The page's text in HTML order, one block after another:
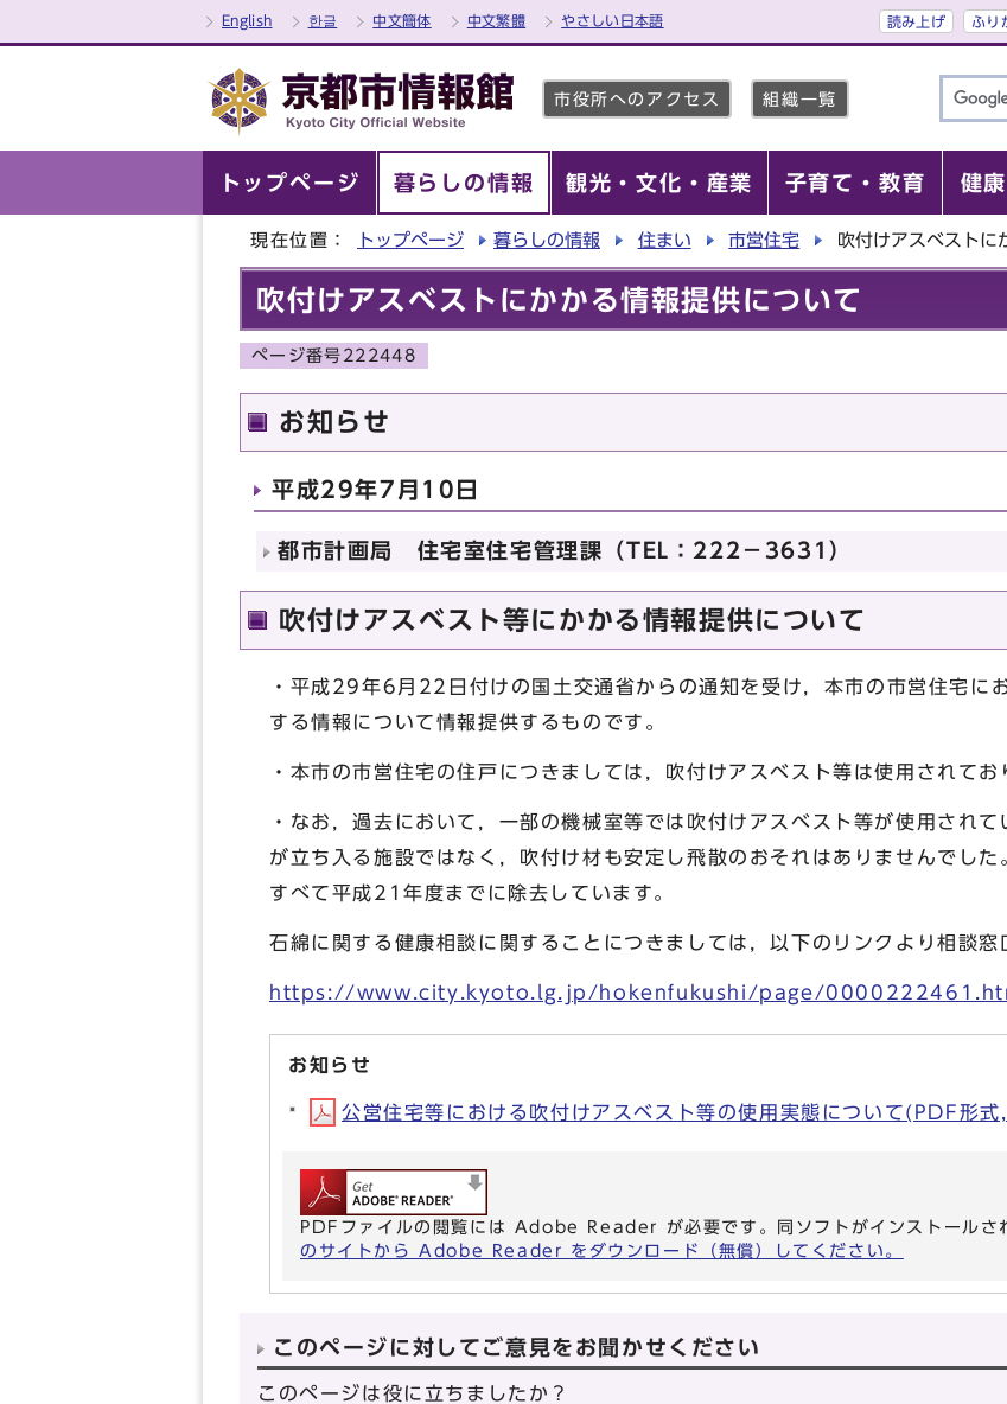
English 한글 中文簡体 中文繁體 やさしい日本語 読み上げ ふり
市役所へのアクセス 組織一覧
トップページ 暮らしの情報 観光・文化・産業 子育て・教育 健
現在位置： トップページ 暮らしの情報 住まい 市営住宅 吹付けアスベストに
吹付けアスベストにかかる情報提供について
ページ番号222448
お知らせ
平成29年7月10日
都市計画局 住宅室住宅管理課（TEL：222－3631）
吹付けアスベスト等にかかる情報提供について
・平成29年6月22日付けの国土交通省からの通知を受け，本市の市営住宅に
する情報について情報提供するものです。
・本市の市営住宅の住戸につきましては，吹付けアスベスト等は使用されてお
・なお，過去において，一部の機械室等では吹付けアスベスト等が使用され
が立ち入る施設ではなく，吹付け材も安定し飛散のおそれはありませんでし
すべて平成21年度までに除去しています。
石綿に関する健康相談に関することにつきましては，以下のリンクより相談窓
https://www.city.kyoto.lg.jp/hokenfukushi/page/
お知らせ
公営住宅等における吹付けアスベスト等の使用実態について(PDF形
PDFファイルの閲覧には Adobe Reader が必要です。同ソフトがインストールさ
のサイトから Adobe Reader をダウンロード（無償）してください。
このページに対してご意見をお聞かせください
このページは役に立ちましたか？